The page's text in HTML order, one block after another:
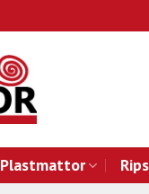
Plastmattor